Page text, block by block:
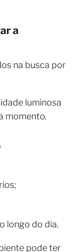
a
na busca por
luminosa
momento.
longo do dia.
pode ter